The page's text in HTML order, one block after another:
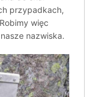
przypadkach,
więc
nazwiska.